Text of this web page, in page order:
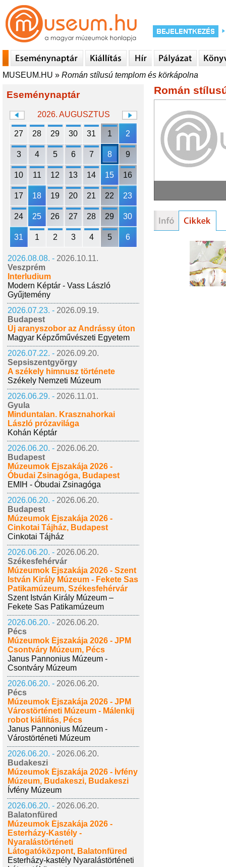
MUSEUM.HU » Román stílusú templom és körkápolna
Eseménynaptár
2026. AUGUSZTUS
27 28 29 30 31 1 2
3 4 5 6 7 8 9
10 11 12 13 14 15 16
17 18 19 20 21 22 23
24 25 26 27 28 29 30
31 1 2 3 4 5 6
2026.08.08. - 2026.10.11.
Veszprém
Interludium
Modern Képtár - Vass László
Gyűjtemény
2026.07.23. - 2026.09.19.
Budapest
Új aranyszobor az Andrássy úton
Magyar Képzőművészeti Egyetem
2026.07.22. - 2026.09.20.
Sepsiszentgyörgy
A székely himnusz története
Székely Nemzeti Múzeum
2026.06.29. - 2026.11.01.
Gyula
Minduntalan. Krasznahorkai
László prózavilága
Kohán Képtár
2026.06.20. - 2026.06.20.
Budapest
Múzeumok Éjszakája 2026 -
Óbudai Zsinagóga, Budapest
EMIH - Óbudai Zsinagóga
2026.06.20. - 2026.06.20.
Budapest
Múzeumok Éjszakája 2026 -
Cinkotai Tájház, Budapest
Cinkotai Tájház
2026.06.20. - 2026.06.20.
Székesfehérvár
Múzeumok Éjszakája 2026 - Szent
István Király Múzeum - Fekete Sas
Patikamúzeum, Székesfehérvár
Szent István Király Múzeum –
Fekete Sas Patikamúzeum
2026.06.20. - 2026.06.20.
Pécs
Múzeumok Éjszakája 2026 - JPM
Csontváry Múzeum, Pécs
Janus Pannonius Múzeum -
Csontváry Múzeum
2026.06.20. - 2026.06.20.
Pécs
Múzeumok Éjszakája 2026 - JPM
Várostörténeti Múzeum - Málenkij
robot kiállítás, Pécs
Janus Pannonius Múzeum -
Várostörténeti Múzeum
2026.06.20. - 2026.06.20.
Budakeszi
Múzeumok Éjszakája 2026 - Ívfény
Múzeum, Budakeszi, Budakeszi
Ívfény Múzeum
2026.06.20. - 2026.06.20.
Balatonfüred
Múzeumok Éjszakája 2026 -
Esterházy-Kastély -
Nyaralástörténeti
Látogatóközpont, Balatonfüred
Esterházy-kastély Nyaralástörténeti
Román